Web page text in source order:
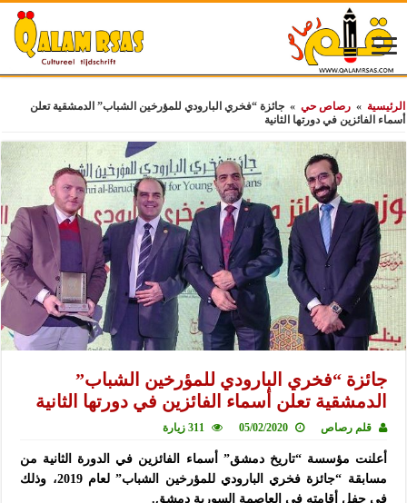
الرئيسية » رصاص حي » جائزة “فخري البارودي للمؤرخين الشباب” الدمشقية تعلن
أسماء الفائزين في دورتها الثانية
جائزة “فخري البارودي للمؤرخين الشباب”
الدمشقية تعلن أسماء الفائزين في دورتها الثانية
قلم رصاص 05/02/2020 311 زيارة
أعلنت مؤسسة “تاريخ دمشق” أسماء الفائزين في الدورة الثانية من
مسابقة “جائزة فخري البارودي للمؤرخين الشباب” لعام 2019، وذلك
في حفل أقامته في العاصمة السورية دمشق.